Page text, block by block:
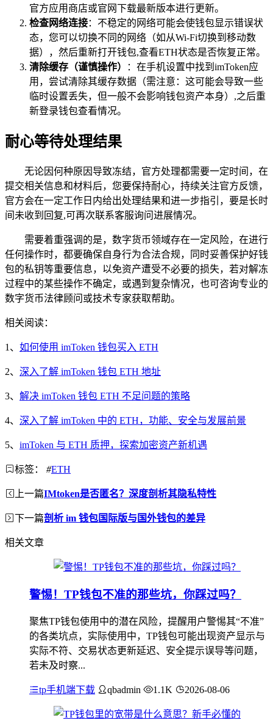
官方应用商店或官网下载最新版本进行更新。
检查网络连接：不稳定的网络可能会使钱包显示错误状
态，您可以切换不同的网络（如从Wi-Fi切换到移动数
据），然后重新打开钱包,查看ETH状态是否恢复正常。
清除缓存（谨慎操作）
：在手机设置中找到imToken应
用，尝试清除其缓存数据（需注意：这可能会导致一些
临时设置丢失，但一般不会影响钱包资产本身）,之后重
新登录钱包查看情况。
耐心等待处理结果
无论因何种原因导致冻结，官方处理都需要一定时间，在
提交相关信息和材料后，您要保持耐心，持续关注官方反馈，
官方会在一定工作日内给出处理结果和进一步指引，要是长时
间未收到回复,可再次联系客服询问进展情况。
需要着重强调的是，数字货币领域存在一定风险，在进行
任何操作时，都要确保自身行为合法合规，同时妥善保护好钱
包的私钥等重要信息，以免资产遭受不必要的损失，若对解冻
过程中的某些操作不确定，或遇到复杂情况，也可咨询专业的
数字货币法律顾问或技术专家获取帮助。
相关阅读：
1、 如何使用 imToken 钱包买入 ETH
2、 深入了解 imToken 钱包 ETH 地址
3、 解决 imToken 钱包 ETH 不足问题的策略
4、 深入了解 imToken 中的 ETH，功能、安全与发展前景
5、 imToken 与 ETH 质押，探索加密资产新机遇
标签： #ETH
上一篇IMtoken是否匿名？深度剖析其隐私特性
下一篇剖析 im 钱包国际版与国外钱包的差异
相关文章
警惕！TP钱包不准的那些坑，你踩过吗？
聚焦TP钱包使用中的潜在风险，提醒用户警惕其“不准”
的各类坑点，实际使用中，TP钱包可能出现资产显示与
实际不符、交易状态更新延迟、安全提示误导等问题，
若未及时察...
tp手机端下载 qbadmin 1.1K 2026-08-06